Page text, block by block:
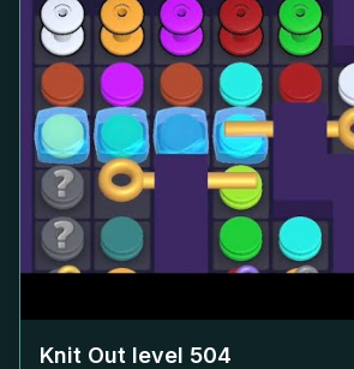
Knit Out level 504